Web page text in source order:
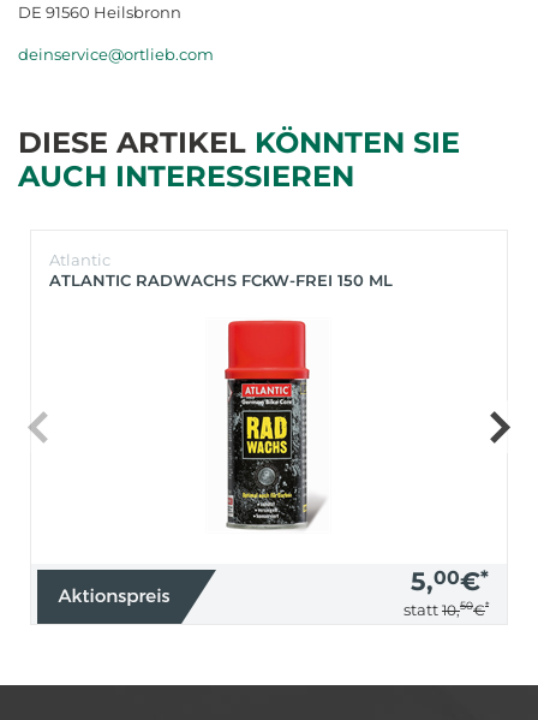
DE 91560 Heilsbronn
deinservice@ortlieb.com
DIESE ARTIKEL KÖNNTEN SIE
AUCH INTERESSIEREN
Atlantic
ATLANTIC RADWACHS FCKW-FREI 150 ML
5,00€*
statt 10,50€*